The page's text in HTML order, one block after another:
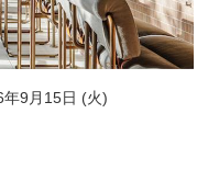
9月15日 (火)